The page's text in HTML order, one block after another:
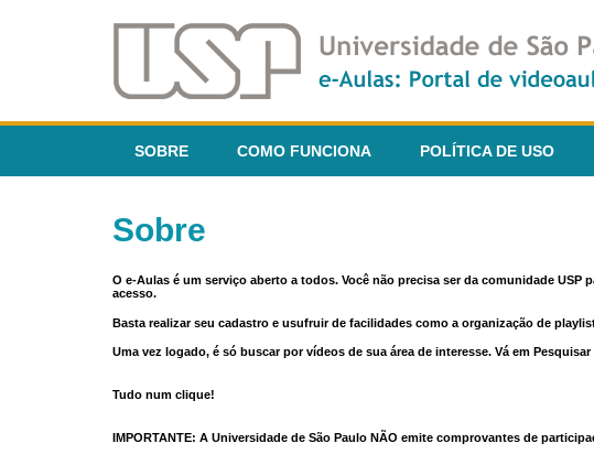
SOBRE COMO FUNCIONA POLÍTICA DE USO
Sobre
O e-Aulas é um serviço aberto a todos. Você não precisa ser da comunidade
acesso.
Basta realizar seu cadastro e usufruir de facilidades como a organização de
Uma vez logado, é só buscar por vídeos de sua área de interesse. Vá em
Tudo num clique!
IMPORTANTE: A Universidade de São Paulo NÃO emite comprovantes de